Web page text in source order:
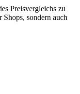
Preisvergleichs zu
sondern auch